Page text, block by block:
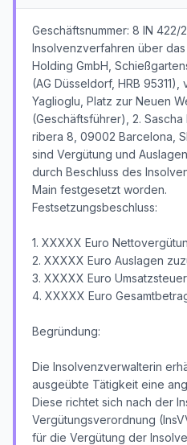
Geschäftsnummer: 8 IN 422/
Insolvenzverfahren über
Holding GmbH,
(AG Düsseldorf, HRB 95311),
Yaglioglu, Platz zur Neuen
(Geschäftsführer), 2. Sascha
ribera 8, 09002 Barcelona,
sind Vergütung und
durch Beschluss des
Main festgesetzt worden.
Festsetzungsbeschluss:
1. XXXXX Euro
2. XXXXX Euro Auslagen
3. XXXXX Euro
4. XXXXX Euro
Begründung:
Die Insolvenzverwalterin
ausgeübte Tätigkeit eine
Diese richtet sich nach der
Vergütungsverordnung
für die Vergütung der